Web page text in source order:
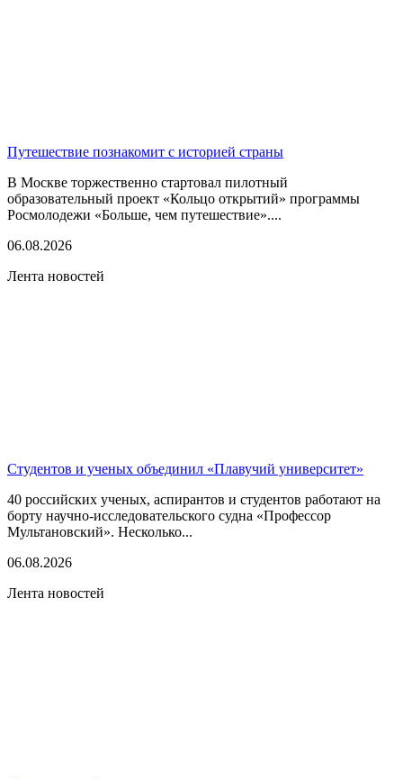
Путешествие познакомит с историей страны
В Москве торжественно стартовал пилотный
образовательный проект «Кольцо открытий» программы
Росмолодежи «Больше, чем путешествие»....
06.08.2026
Лента новостей
Студентов и ученых объединил «Плавучий университет»
40 российских ученых, аспирантов и студентов работают на
борту научно-исследовательского судна «Профессор
Мультановский». Несколько...
06.08.2026
Лента новостей